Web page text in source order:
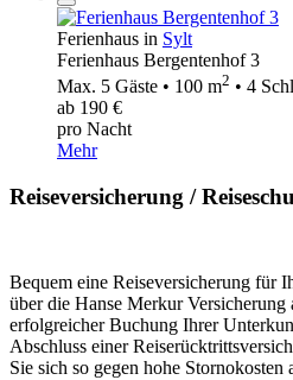
Ferienhaus in Sylt
Ferienhaus Bergentenhof 3
Max. 5 Gäste • 100 m2 • 4
ab 190 €
pro Nacht
Mehr
Reiseversicherung /
Bequem eine Reiseversicherung für
über die Hanse Merkur Versicherung
erfolgreicher Buchung Ihrer
Abschluss einer
Sie sich so gegen hohe Stornokosten